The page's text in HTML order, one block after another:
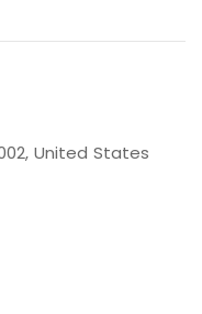
United States